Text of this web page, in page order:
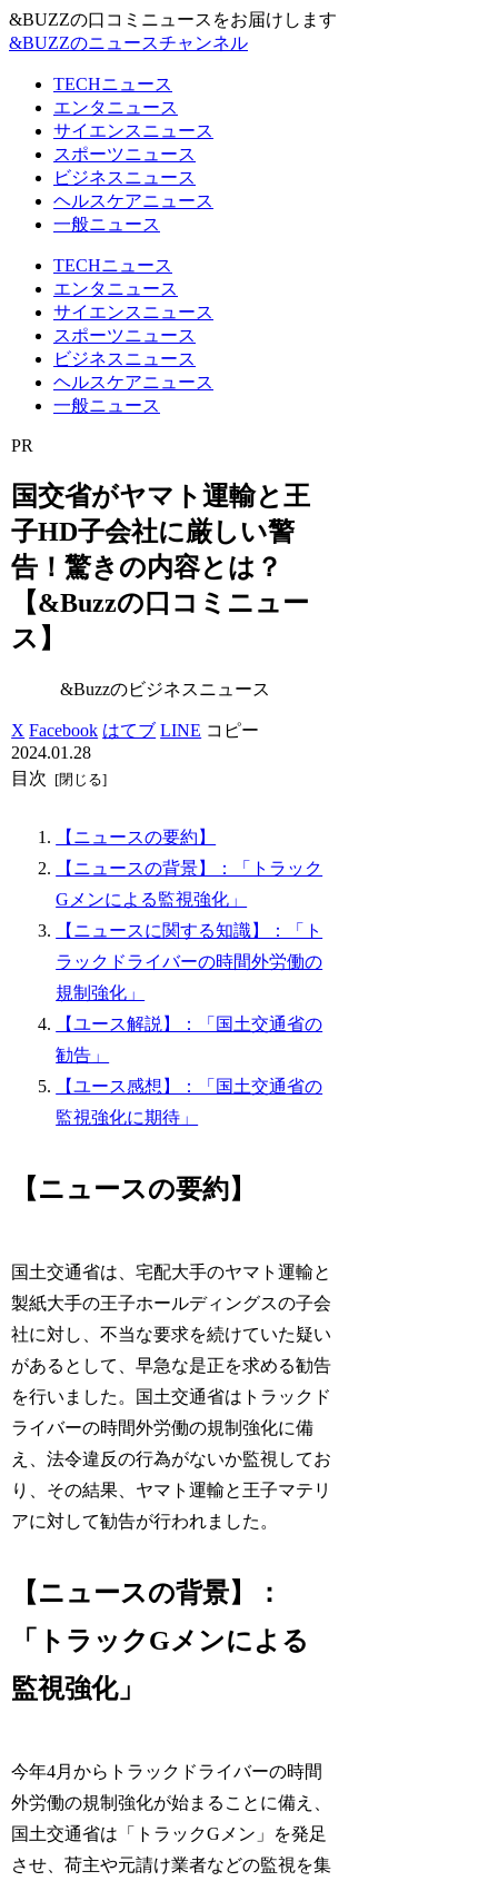
&BUZZの口コミニュースをお届けします
&BUZZのニュースチャンネル
TECHニュース
エンタニュース
サイエンスニュース
スポーツニュース
ビジネスニュース
ヘルスケアニュース
一般ニュース
TECHニュース
エンタニュース
サイエンスニュース
スポーツニュース
ビジネスニュース
ヘルスケアニュース
一般ニュース
PR
国交省がヤマト運輸と王
子HD子会社に厳しい警
告！驚きの内容とは？
【&Buzzの口コミニュー
ス】
&Buzzのビジネスニュース
X Facebook はてブ LINE コピー
2024.01.28
目次
【ニュースの要約】
【ニュースの背景】：「トラック
Gメンによる監視強化」
【ニュースに関する知識】：「ト
ラックドライバーの時間外労働の
規制強化」
【ユース解説】：「国土交通省の
勧告」
【ユース感想】：「国土交通省の
監視強化に期待」
【ニュースの要約】
国土交通省は、宅配大手のヤマト運輸と
製紙大手の王子ホールディングスの子会
社に対し、不当な要求を続けていた疑い
があるとして、早急な是正を求める勧告
を行いました。国土交通省はトラックド
ライバーの時間外労働の規制強化に備
え、法令違反の行為がないか監視してお
り、その結果、ヤマト運輸と王子マテリ
アに対して勧告が行われました。
【ニュースの背景】：
「トラックGメンによる
監視強化」
今年4月からトラックドライバーの時間
外労働の規制強化が始まることに備え、
国土交通省は「トラックGメン」を発足
させ、荷主や元請け業者などの監視を集